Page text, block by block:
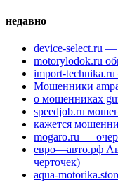
недавно
device-select.ru
motorylodok.ru
import-
Мошенники
о мошенниках
speedjob.ru
кажется
mogaro.ru —
евро—авто.рф
черточек)
aqua-